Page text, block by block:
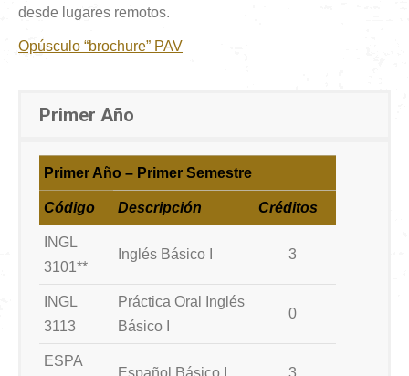
desde lugares remotos.
Opúsculo “brochure” PAV
Primer Año
Primer Año – Primer Semestre
Código Descripción Créditos
INGL
3101**
Inglés Básico I 3
INGL
3113
Práctica Oral Inglés
Básico I
0
ESPA